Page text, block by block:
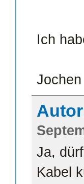
Ich
Jochen
Ja,
Kabel